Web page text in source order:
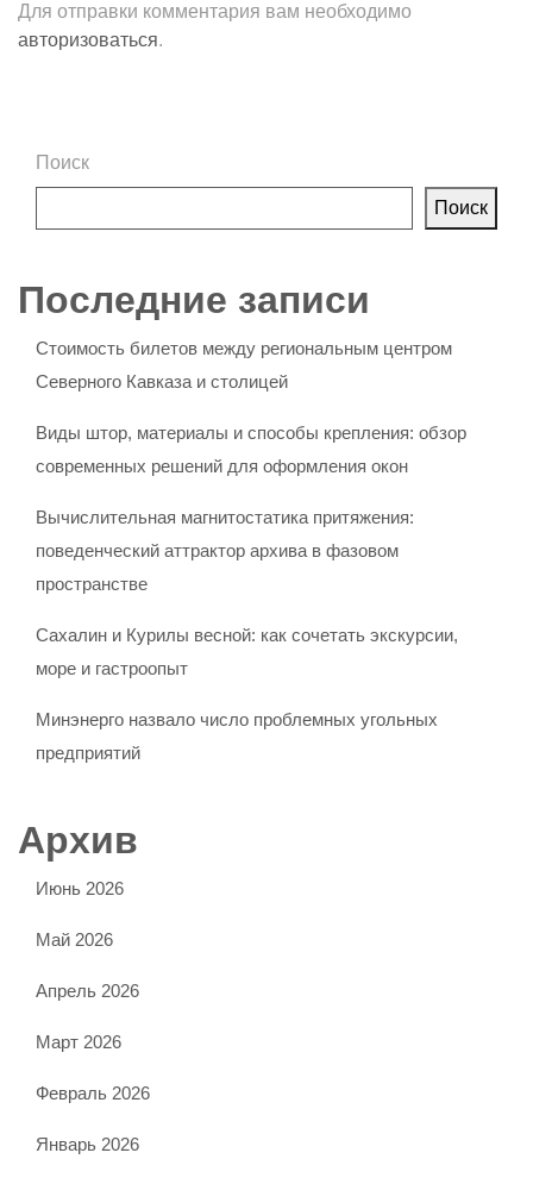
Для отправки комментария вам необходимо
авторизоваться.
Поиск
Поиск
Последние записи
Стоимость билетов между региональным центром
Северного Кавказа и столицей
Виды штор, материалы и способы крепления: обзор
современных решений для оформления окон
Вычислительная магнитостатика притяжения:
поведенческий аттрактор архива в фазовом
пространстве
Сахалин и Курилы весной: как сочетать экскурсии,
море и гастроопыт
Минэнерго назвало число проблемных угольных
предприятий
Архив
Июнь 2026
Май 2026
Апрель 2026
Март 2026
Февраль 2026
Январь 2026